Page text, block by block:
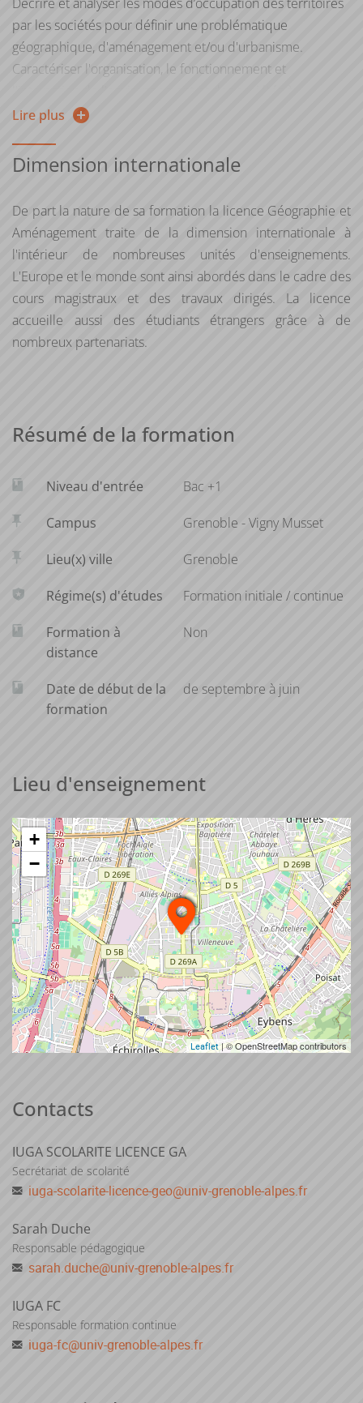
par les sociétés pour définir une problématique
géographique, d'aménagement et/ou d'urbanisme.
Caractériser l'organisation, le fonctionnement et
différentes échelles.
propres à la discipline (géomatique, cartographique,
Identifier les commanditaires et les acteurs du territoire,
leurs rôles, fonctionnements et compétences spécifiques
Réaliser la collecte raisonnée de données de terrain en
utilisant les outils de l’observation et de l’enquête.
Synthétiser de manière visuelle (cartes, plans, coupes,
schémas, dessins, graphiques, …) des informations et leurs
du territoire, à différentes échelles.
Lire plus
Dimension internationale
De part la nature de sa formation la licence Géographie et
Aménagement traite de la dimension internationale à
l'intérieur de nombreuses unités d'enseignements.
L'Europe et le monde sont ainsi abordés dans le cadre des
cours magistraux et des travaux dirigés. La licence
accueille aussi des étudiants étrangers grâce à de
nombreux partenariats.
Résumé de la formation
Niveau d'entrée Bac +1
Campus Grenoble - Vigny Musset
Lieu(x) ville Grenoble
Régime(s) d'études Formation initiale / continue
Formation à
distance
Non
Date de début de la
formation
de septembre à juin
Lieu d'enseignement
+
−
Leaflet| © OpenStreetMap contributors
Contacts
IUGA SCOLARITE LICENCE GA
Secrétariat de scolarité
iuga-scolarite-licence-geo@univ-grenoble-alpes.fr
Sarah Duche
Responsable pédagogique
sarah.duche@univ-grenoble-alpes.fr
IUGA FC
Responsable formation continue
iuga-fc@univ-grenoble-alpes.fr